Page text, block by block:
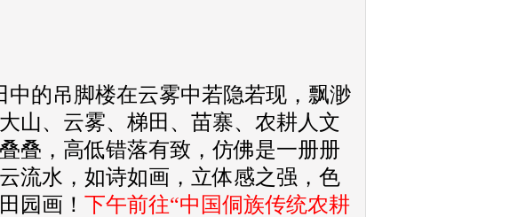
中的吊脚楼在云雾中若隐若现，飘渺
山、云雾、梯田、苗寨、农耕人文
叠，高低错落有致，仿佛是一册册
流水，如诗如画，立体感之强，色
园画！ 下午前往“中国侗族传统农耕